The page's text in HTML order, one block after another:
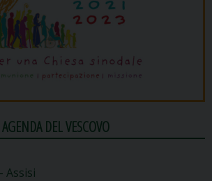
AGENDA DEL VESCOVO
Assisi